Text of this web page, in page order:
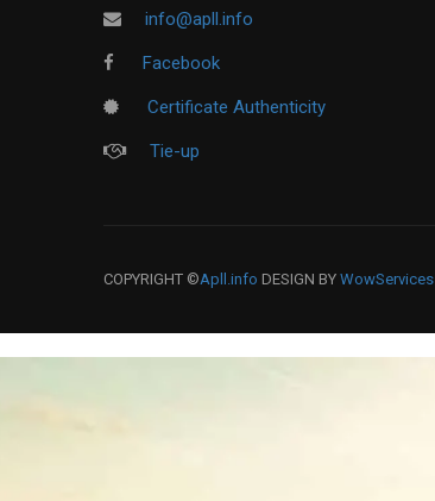
info@apll.info
Facebook
Certificate Authenticity
Tie-up
COPYRIGHT ©Apll.info DESIGN BY WowServices